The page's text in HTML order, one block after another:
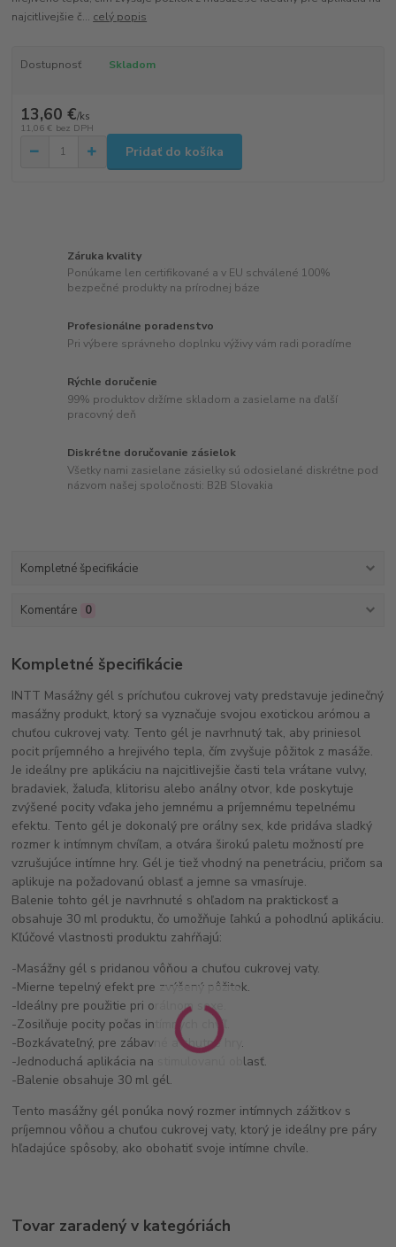
najcitlivejšie č... celý popis
Dostupnosť Skladom
13,60 €/ks
11,06 € bez DPH
Pridať do košíka
Záruka kvality
Ponúkame len certifikované a v EU schválené 100%
bezpečné produkty na prírodnej báze
Profesionálne poradenstvo
Pri výbere správneho doplnku výživy vám radi poradíme
Rýchle doručenie
99% produktov držíme skladom a zasielame na ďalší
pracovný deň
Diskrétne doručovanie zásielok
Všetky nami zasielane zásielky sú odosielané diskrétne pod
názvom našej spoločnosti: B2B Slovakia
Kompletné špecifikácie
Komentáre 0
Kompletné špecifikácie
INTT Masážny gél s príchuťou cukrovej vaty predstavuje jedinečný
masážny produkt, ktorý sa vyznačuje svojou exotickou arómou a
chuťou cukrovej vaty. Tento gél je navrhnutý tak, aby priniesol
pocit príjemného a hrejivého tepla, čím zvyšuje pôžitok z masáže.
Je ideálny pre aplikáciu na najcitlivejšie časti tela vrátane vulvy,
bradaviek, žaluďa, klitorisu alebo análny otvor, kde poskytuje
zvýšené pocity vďaka jeho jemnému a príjemnému tepelnému
efektu. Tento gél je dokonalý pre orálny sex, kde pridáva sladký
rozmer k intímnym chvíľam, a otvára širokú paletu možností pre
vzrušujúce intímne hry. Gél je tiež vhodný na penetráciu, pričom sa
aplikuje na požadovanú oblasť a jemne sa vmasíruje.
Balenie tohto gél je navrhnuté s ohľadom na praktickosť a
obsahuje 30 ml produktu, čo umožňuje ľahkú a pohodlnú aplikáciu.
Kľúčové vlastnosti produktu zahŕňajú:
-Masážny gél s pridanou vôňou a chuťou cukrovej vaty.
-Mierne tepelný efekt pre zvýšený pôžitok.
-Ideálny pre použitie pri orálnom sexe.
-Zosilňuje pocity počas intímnych chvíľ.
-Bozkávateľný, pre zábavné a chutné hry.
-Jednoduchá aplikácia na stimulovanú oblasť.
-Balenie obsahuje 30 ml gél.
Tento masážny gél ponúka nový rozmer intímnych zážitkov s
príjemnou vôňou a chuťou cukrovej vaty, ktorý je ideálny pre páry
hľadajúce spôsoby, ako obohatiť svoje intímne chvíle.
Tovar zaradený v kategóriách